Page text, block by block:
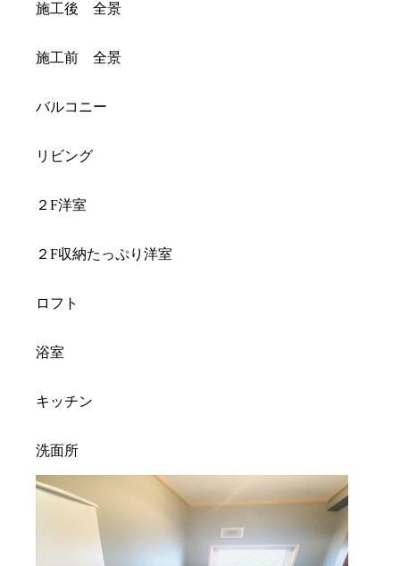
施工後 全景
施工前 全景
バルコニー
リビング
２F洋室
２F収納たっぷり洋室
ロフト
浴室
キッチン
洗面所